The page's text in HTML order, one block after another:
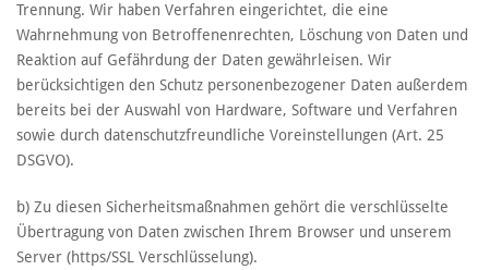
Trennung. Wir haben Verfahren eingerichtet, die eine
Wahrnehmung von Betroffenenrechten, Löschung von Daten und
Reaktion auf Gefährdung der Daten gewährleisen. Wir
berücksichtigen den Schutz personenbezogener Daten außerdem
bereits bei der Auswahl von Hardware, Software und Verfahren
sowie durch datenschutzfreundliche Voreinstellungen (Art. 25
DSGVO).
b) Zu diesen Sicherheitsmaßnahmen gehört die verschlüsselte
Übertragung von Daten zwischen Ihrem Browser und unserem
Server (https/SSL Verschlüsselung).